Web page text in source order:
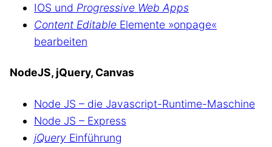
IOS und Progressive Web Apps
Content Editable Elemente »onpage«
bearbeiten
NodeJS, jQuery, Canvas
Node JS – die Javascript-Runtime-Maschine
Node JS – Express
jQuery Einführung